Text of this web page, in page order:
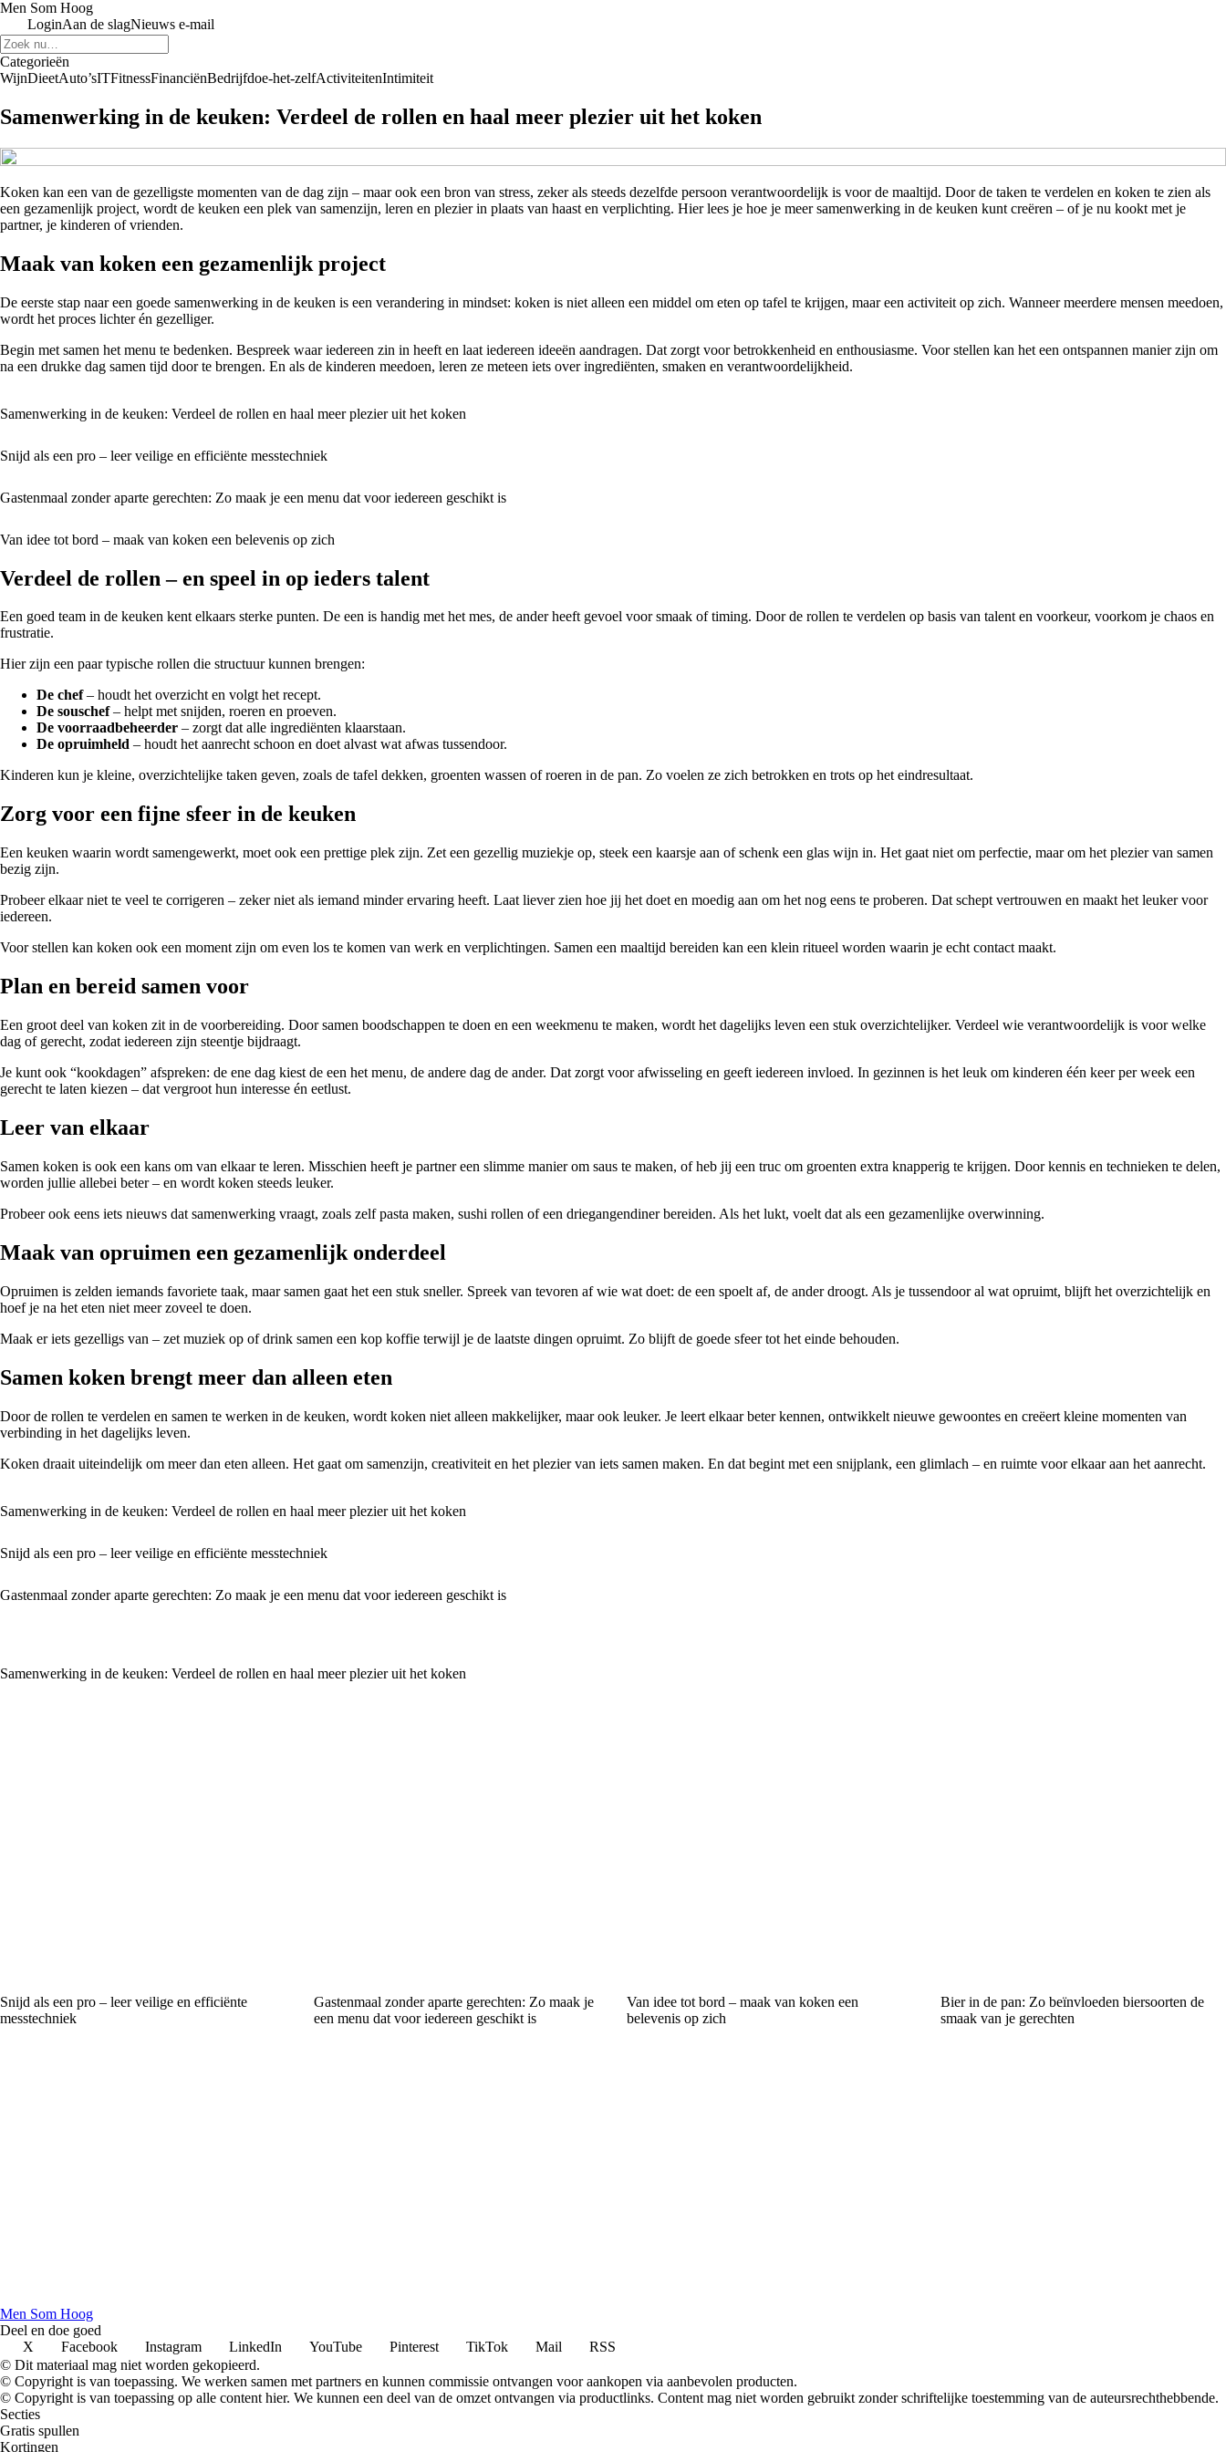
Men Som Hoog
LoginAan de slagNieuws e-mail
Categorieën
WijnDieetAuto’sITFitnessFinanciënBedrijfdoe-het-zelfActiviteitenIntimiteit
Samenwerking in de keuken: Verdeel de rollen en haal meer plezier uit het koken
Koken kan een van de gezelligste momenten van de dag zijn – maar ook een bron van stress, zeker als steeds dezelfde persoon verantwoordelijk is voor de maaltijd. Door de taken te verdelen en koken te zien als
een gezamenlijk project, wordt de keuken een plek van samenzijn, leren en plezier in plaats van haast en verplichting. Hier lees je hoe je meer samenwerking in de keuken kunt creëren – of je nu kookt met je
partner, je kinderen of vrienden.
Maak van koken een gezamenlijk project
De eerste stap naar een goede samenwerking in de keuken is een verandering in mindset: koken is niet alleen een middel om eten op tafel te krijgen, maar een activiteit op zich. Wanneer meerdere mensen meedoen,
wordt het proces lichter én gezelliger.
Begin met samen het menu te bedenken. Bespreek waar iedereen zin in heeft en laat iedereen ideeën aandragen. Dat zorgt voor betrokkenheid en enthousiasme. Voor stellen kan het een ontspannen manier zijn om
na een drukke dag samen tijd door te brengen. En als de kinderen meedoen, leren ze meteen iets over ingrediënten, smaken en verantwoordelijkheid.
Samenwerking in de keuken: Verdeel de rollen en haal meer plezier uit het koken
Snijd als een pro – leer veilige en efficiënte messtechniek
Gastenmaal zonder aparte gerechten: Zo maak je een menu dat voor iedereen geschikt is
Van idee tot bord – maak van koken een belevenis op zich
Verdeel de rollen – en speel in op ieders talent
Een goed team in de keuken kent elkaars sterke punten. De een is handig met het mes, de ander heeft gevoel voor smaak of timing. Door de rollen te verdelen op basis van talent en voorkeur, voorkom je chaos en
frustratie.
Hier zijn een paar typische rollen die structuur kunnen brengen:
De chef– houdt het overzicht en volgt het recept.
De souschef– helpt met snijden, roeren en proeven.
De voorraadbeheerder – zorgt dat alle ingrediënten klaarstaan.
De opruimheld – houdt het aanrecht schoon en doet alvast wat afwas tussendoor.
Kinderen kun je kleine, overzichtelijke taken geven, zoals de tafel dekken, groenten wassen of roeren in de pan. Zo voelen ze zich betrokken en trots op het eindresultaat.
Zorg voor een fijne sfeer in de keuken
Een keuken waarin wordt samengewerkt, moet ook een prettige plek zijn. Zet een gezellig muziekje op, steek een kaarsje aan of schenk een glas wijn in. Het gaat niet om perfectie, maar om het plezier van samen
bezig zijn.
Probeer elkaar niet te veel te corrigeren – zeker niet als iemand minder ervaring heeft. Laat liever zien hoe jij het doet en moedig aan om het nog eens te proberen. Dat schept vertrouwen en maakt het leuker voor
iedereen.
Voor stellen kan koken ook een moment zijn om even los te komen van werk en verplichtingen. Samen een maaltijd bereiden kan een klein ritueel worden waarin je echt contact maakt.
Plan en bereid samen voor
Een groot deel van koken zit in de voorbereiding. Door samen boodschappen te doen en een weekmenu te maken, wordt het dagelijks leven een stuk overzichtelijker. Verdeel wie verantwoordelijk is voor welke
dag of gerecht, zodat iedereen zijn steentje bijdraagt.
Je kunt ook “kookdagen” afspreken: de ene dag kiest de een het menu, de andere dag de ander. Dat zorgt voor afwisseling en geeft iedereen invloed. In gezinnen is het leuk om kinderen één keer per week een
gerecht te laten kiezen – dat vergroot hun interesse én eetlust.
Leer van elkaar
Samen koken is ook een kans om van elkaar te leren. Misschien heeft je partner een slimme manier om saus te maken, of heb jij een truc om groenten extra knapperig te krijgen. Door kennis en technieken te delen,
worden jullie allebei beter – en wordt koken steeds leuker.
Probeer ook eens iets nieuws dat samenwerking vraagt, zoals zelf pasta maken, sushi rollen of een driegangendiner bereiden. Als het lukt, voelt dat als een gezamenlijke overwinning.
Maak van opruimen een gezamenlijk onderdeel
Opruimen is zelden iemands favoriete taak, maar samen gaat het een stuk sneller. Spreek van tevoren af wie wat doet: de een spoelt af, de ander droogt. Als je tussendoor al wat opruimt, blijft het overzichtelijk en
hoef je na het eten niet meer zoveel te doen.
Maak er iets gezelligs van – zet muziek op of drink samen een kop koffie terwijl je de laatste dingen opruimt. Zo blijft de goede sfeer tot het einde behouden.
Samen koken brengt meer dan alleen eten
Door de rollen te verdelen en samen te werken in de keuken, wordt koken niet alleen makkelijker, maar ook leuker. Je leert elkaar beter kennen, ontwikkelt nieuwe gewoontes en creëert kleine momenten van
verbinding in het dagelijks leven.
Koken draait uiteindelijk om meer dan eten alleen. Het gaat om samenzijn, creativiteit en het plezier van iets samen maken. En dat begint met een snijplank, een glimlach – en ruimte voor elkaar aan het aanrecht.
Samenwerking in de keuken: Verdeel de rollen en haal meer plezier uit het koken
Snijd als een pro – leer veilige en efficiënte messtechniek
Gastenmaal zonder aparte gerechten: Zo maak je een menu dat voor iedereen geschikt is
Samenwerking in de keuken: Verdeel de rollen en haal meer plezier uit het koken
Snijd als een pro – leer veilige en efficiënte
messtechniek
Gastenmaal zonder aparte gerechten: Zo maak je
een menu dat voor iedereen geschikt is
Van idee tot bord – maak van koken een
belevenis op zich
Bier in de pan: Zo beïnvloeden biersoorten de
smaak van je gerechten
Men Som Hoog
Deel en doe goed
X
Facebook Instagram LinkedIn YouTube Pinterest TikTok Mail
RSS
© Dit materiaal mag niet worden gekopieerd.
© Copyright is van toepassing. We werken samen met partners en kunnen commissie ontvangen voor aankopen via aanbevolen producten.
© Copyright is van toepassing op alle content hier. We kunnen een deel van de omzet ontvangen via productlinks. Content mag niet worden gebruikt zonder schriftelijke toestemming van de auteursrechthebbende.
Secties
Gratis spullen
Kortingen